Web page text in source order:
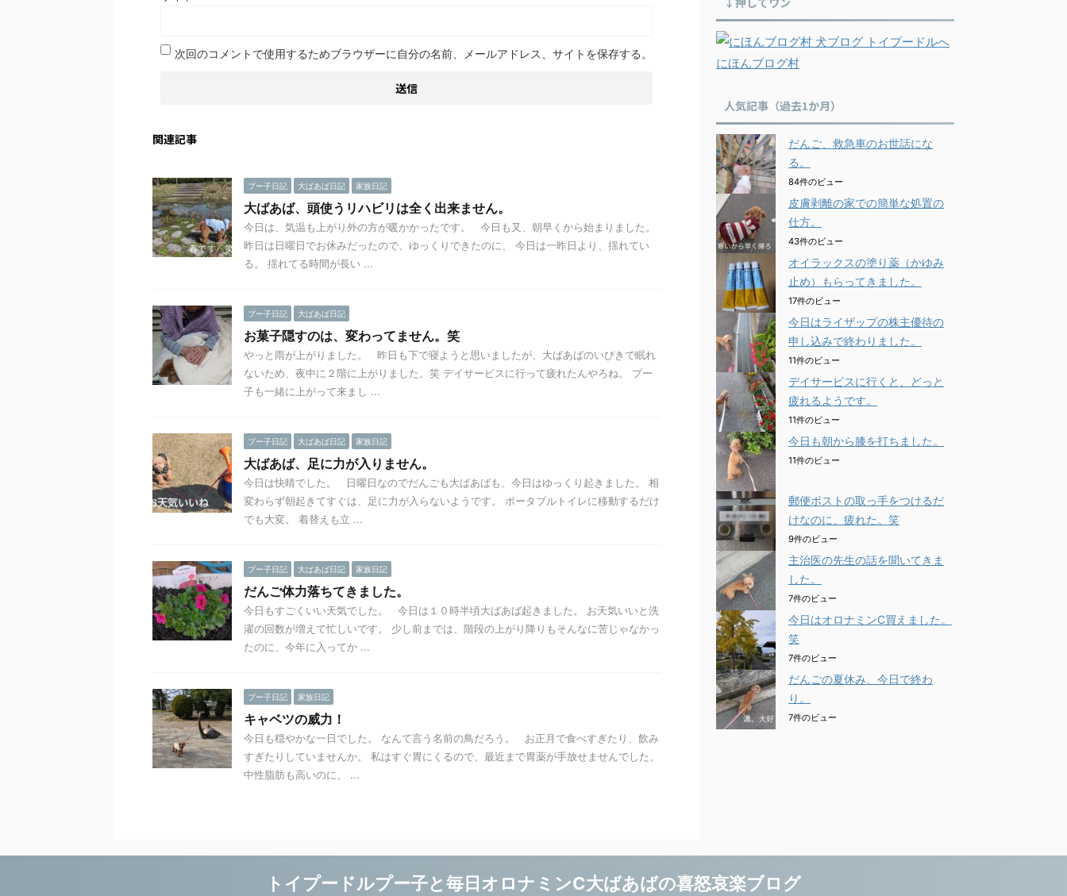
次回のコメントで使用するためブラウザーに自分の名前、メールアドレス、サイトを保存する。
関連記事
プー子日記 大ばあば日記 家族日記
大ばあば、頭使うリハビリは全く出来ません。
今日は、気温も上がり外の方が暖かかったです。 今日も又、朝早くから始まりました。
昨日は日曜日でお休みだったので、ゆっくりできたのに、 今日は一昨日より、揺れてい
る。 揺れてる時間が長い ...
プー子日記 大ばあば日記
お菓子隠すのは、変わってません。笑
やっと雨が上がりました。 昨日も下で寝ようと思いましたが、大ばあばのいびきで眠れ
ないため、夜中に２階に上がりました。笑 デイサービスに行って疲れたんやろね。 プー
子も一緒に上がって来まし ...
プー子日記 大ばあば日記 家族日記
大ばあば、足に力が入りません。
今日は快晴でした。 日曜日なのでだんごも大ばあばも、今日はゆっくり起きました。 相
変わらず朝起きてすぐは、足に力が入らないようです。 ポータブルトイレに移動するだけ
でも大変。 着替えも立 ...
プー子日記 大ばあば日記 家族日記
だんご体力落ちてきました。
今日もすごくいい天気でした。 今日は１０時半頃大ばあば起きました。 お天気いいと洗
濯の回数が増えて忙しいです。 少し前までは、階段の上がり降りもそんなに苦じゃなかっ
たのに、今年に入ってか ...
プー子日記 家族日記
キャベツの威力！
今日も穏やかな一日でした。 なんて言う名前の鳥だろう。 お正月で食べすぎたり、飲み
すぎたりしていませんか。 私はすぐ胃にくるので、最近まで胃薬が手放せませんでした。
中性脂肪も高いのに、 ...
にほんブログ村
人気記事（過去1か月）
だんご、救急車のお世話にな
る。
84件のビュー
皮膚剥離の家での簡単な処置の
仕方。
43件のビュー
オイラックスの塗り薬（かゆみ
止め）もらってきました。
17件のビュー
今日はライザップの株主優待の
申し込みで終わりました。
11件のビュー
デイサービスに行くと、どっと
疲れるようです。
11件のビュー
今日も朝から膝を打ちました。
11件のビュー
郵便ポストの取っ手をつけるだ
けなのに、疲れた。笑
9件のビュー
主治医の先生の話を聞いてきま
した。
7件のビュー
今日はオロナミンC買えました。
笑
7件のビュー
だんごの夏休み、今日で終わ
り。
7件のビュー
トイプードルプー子と毎日オロナミンC大ばあばの喜怒哀楽ブログ